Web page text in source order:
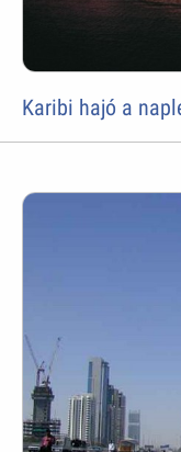
Karibi hajó a